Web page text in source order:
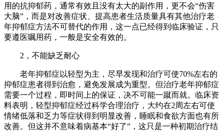
用的抗抑郁药，通常有效且没有太大的副作用，更不会“伤害
大脑”，而是对改善症状、提高患者生活质量具有其他治疗老
年抑郁症方法不可替代的作用，这一点已经得到临床验证，只
要遵医嘱用药，一般是安全有效的。
2，不能缺乏耐心
老年抑郁症以轻型为主，尽早发现和治疗可使70%左右的
抑郁症患者得到治愈，避免发展成为重型。但治疗老年抑郁症
需要一个过程，即时间上的保证，决不可能一蹴而就。临床资
料表明，轻型抑郁症经过科学合理治疗，大约在2周左右可使
情绪低落和乏力等症状得到明显改善，睡眠和食欲方面也有所
改善。但这并不意味着病基本“好了”，这只是一种初期治疗结